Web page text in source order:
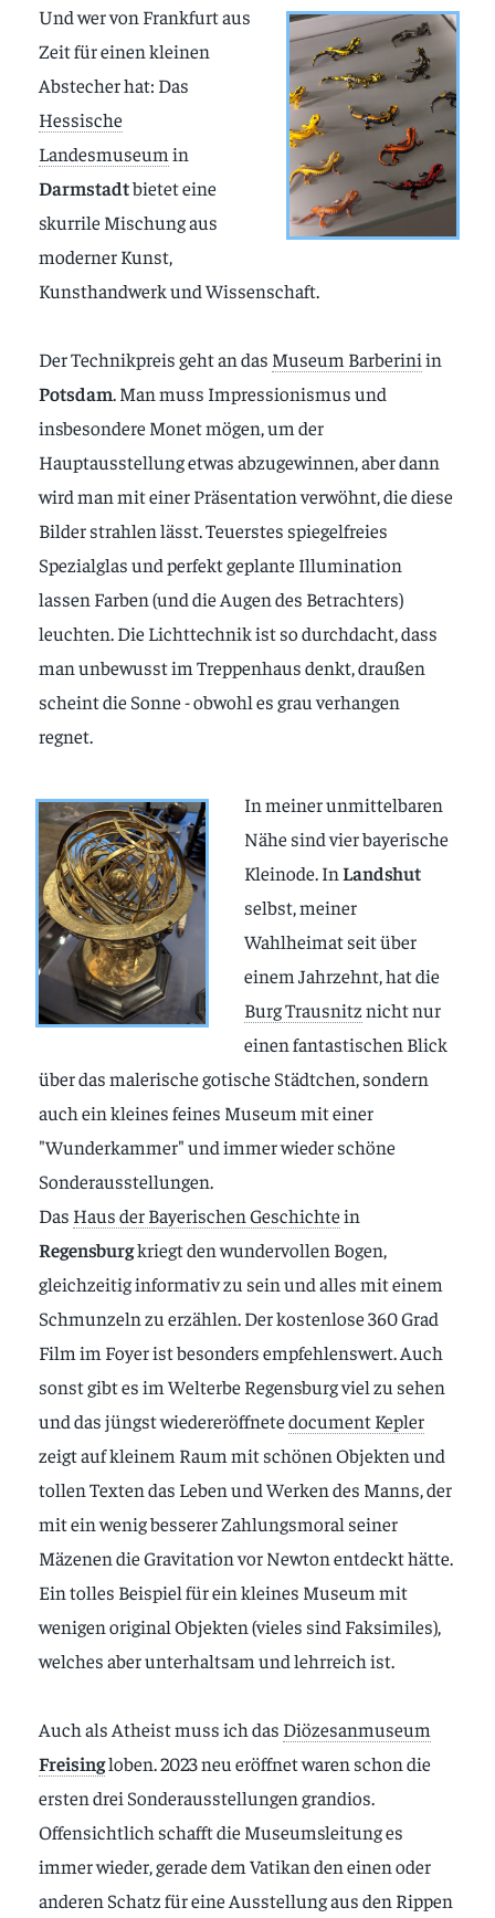
Und wer von Frankfurt aus
Zeit für einen kleinen
Abstecher hat: Das
Hessische
Landesmuseum in
Darmstadtbietet eine
skurrile Mischung aus
moderner Kunst,
Kunsthandwerk und Wissenschaft.
Der Technikpreis geht an das Museum Barberiniin
Potsdam. Man muss Impressionismus und
insbesondere Monet mögen, um der
Hauptausstellung etwas abzugewinnen, aber dann
wird man mit einer Präsentation verwöhnt, die diese
Bilder strahlen lässt. Teuerstes spiegelfreies
Spezialglas und perfekt geplante Illumination
lassen Farben (und die Augen des Betrachters)
leuchten. Die Lichttechnik ist so durchdacht, dass
man unbewusst im Treppenhaus denkt, draußen
scheint die Sonne - obwohl es grau verhangen
regnet.
In meiner unmittelbaren
Nähe sind vier bayerische
Kleinode. InLandshut
selbst, meiner
Wahlheimat seit über
einem Jahrzehnt, hat die
Burg Trausnitznicht nur
einen fantastischen Blick
über das malerische gotische Städtchen, sondern
auch ein kleines feines Museum mit einer
"Wunderkammer" und immer wieder schöne
Sonderausstellungen.
Das Haus der Bayerischen Geschichtein
Regensburgkriegt den wundervollen Bogen,
gleichzeitig informativ zu sein und alles mit einem
Schmunzeln zu erzählen. Der kostenlose 360 Grad
Film im Foyer ist besonders empfehlenswert. Auch
sonst gibt es im Welterbe Regensburg viel zu sehen
und das jüngst wiedereröffnetedocument Kepler
zeigt auf kleinem Raum mit schönen Objekten und
tollen Texten das Leben und Werken des Manns, der
mit ein wenig besserer Zahlungsmoral seiner
Mäzenen die Gravitation vor Newton entdeckt hätte.
Ein tolles Beispiel für ein kleines Museum mit
wenigen original Objekten (vieles sind Faksimiles),
welches aber unterhaltsam und lehrreich ist.
Auch als Atheist muss ich das Diözesanmuseum
Freisingloben. 2023 neu eröffnet waren schon die
ersten drei Sonderausstellungen grandios.
Offensichtlich schafft die Museumsleitung es
immer wieder, gerade dem Vatikan den einen oder
anderen Schatz für eine Ausstellung aus den Rippen